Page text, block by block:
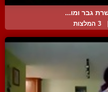
גבר ומו...
3 המלצות